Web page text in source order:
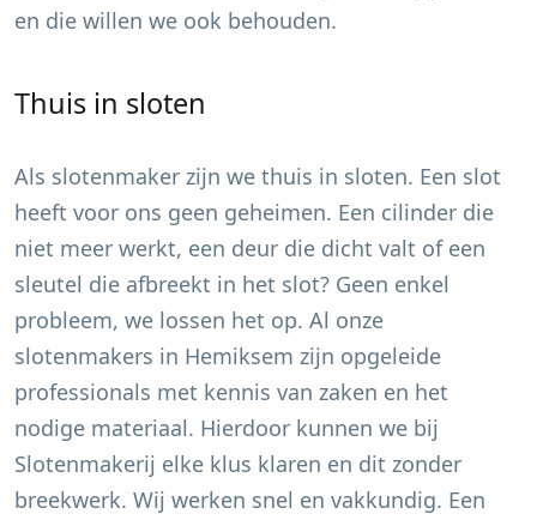
en die willen we ook behouden.
Thuis in sloten
Als slotenmaker zijn we thuis in sloten. Een slot
heeft voor ons geen geheimen. Een cilinder die
niet meer werkt, een deur die dicht valt of een
sleutel die afbreekt in het slot? Geen enkel
probleem, we lossen het op. Al onze
slotenmakers in Hemiksem zijn opgeleide
professionals met kennis van zaken en het
nodige materiaal. Hierdoor kunnen we bij
Slotenmakerij elke klus klaren en dit zonder
breekwerk. Wij werken snel en vakkundig. Een